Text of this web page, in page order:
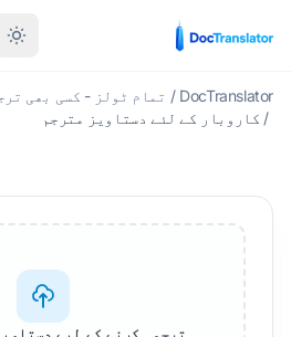
DocTranslator
/ تمام ٹولز - کسی بھی
/ کاروبار کے لئے دستاویز مترجم
ترجمہ کرنے کے لیے